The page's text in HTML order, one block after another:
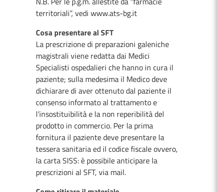
territoriali”, vedi www.ats-bg.it
Cosa presentare al SFT
La prescrizione di preparazioni galeniche
magistrali viene redatta dai Medici
Specialisti ospedalieri che hanno in cura il
paziente; sulla medesima il Medico deve
dichiarare di aver ottenuto dal paziente il
consenso informato al trattamento e
l’insostituibilità e la non reperibilità del
prodotto in commercio. Per la prima
fornitura il paziente deve presentare la
tessera sanitaria ed il codice fiscale ovvero,
la carta SISS: è possibile anticipare la
prescrizioni al SFT, via mail.